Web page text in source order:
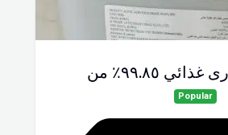
توريد خل كورى غذائي ٩٩.٨٥٪ من
Popular